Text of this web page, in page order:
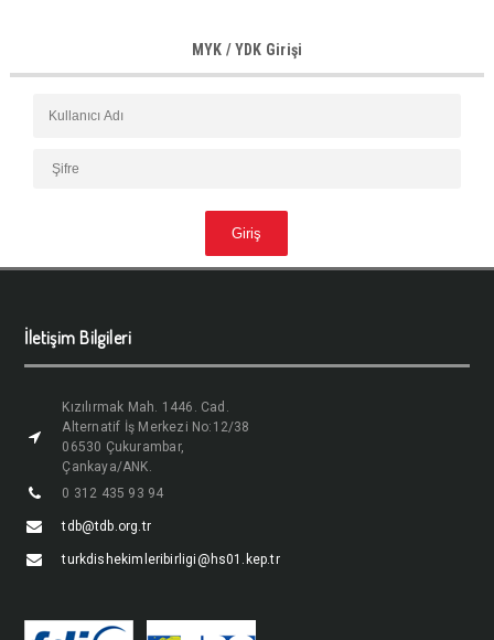
MYK / YDK Girişi
İletişim Bilgileri
Kızılırmak Mah. 1446. Cad.
Alternatif İş Merkezi No:12/38
06530 Çukurambar,
Çankaya/ANK.
0 312 435 93 94
tdb@tdb.org.tr
turkdishekimleribirligi@hs01.kep.tr